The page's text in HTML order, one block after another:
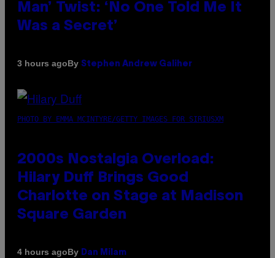
Man’ Twist: ‘No One Told Me It
Was a Secret’
3 hours agoBy Stephen Andrew Galiher
PHOTO BY EMMA MCINTYRE/GETTY IMAGES FOR SIRIUSXM
2000s Nostalgia Overload:
Hilary Duff Brings Good
Charlotte on Stage at Madison
Square Garden
4 hours agoBy Dan Milam